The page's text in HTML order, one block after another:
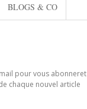
BLOGS & CO
pour vous abonneret
chaque nouvel article